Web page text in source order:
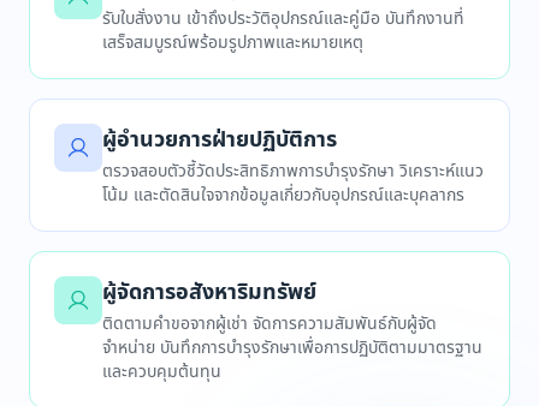
รับใบสั่งงาน เข้าถึงประวัติอุปกรณ์และคู่มือ บันทึกงานที่
เสร็จสมบูรณ์พร้อมรูปภาพและหมายเหตุ
ผู้อำนวยการฝ่ายปฏิบัติการ
ตรวจสอบตัวชี้วัดประสิทธิภาพการบำรุงรักษา วิเคราะห์แนว
โน้ม และตัดสินใจจากข้อมูลเกี่ยวกับอุปกรณ์และบุคลากร
ผู้จัดการอสังหาริมทรัพย์
ติดตามคำขอจากผู้เช่า จัดการความสัมพันธ์กับผู้จัด
จำหน่าย บันทึกการบำรุงรักษาเพื่อการปฏิบัติตามมาตรฐาน
และควบคุมต้นทุน